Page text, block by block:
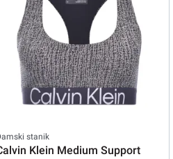
stanik
Klein Medium Support